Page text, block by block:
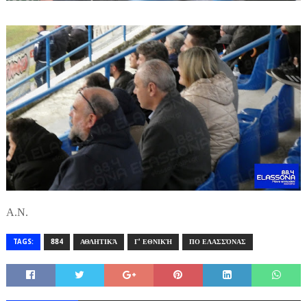
Α.Ν.
TAGS: 884 ΑΘΛΗΤΙΚΆ Γ' ΕΘΝΙΚΉ ΠΟ ΕΛΑΣΣΌΝΑΣ